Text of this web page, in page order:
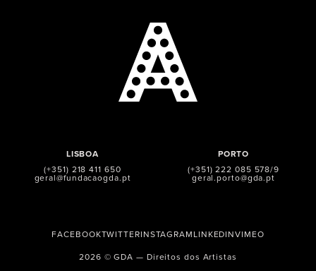
LISBOA
(+351) 218 411 650
geral@fundacaogda.pt
PORTO
(+351) 222 085 578/9
geral.porto@gda.pt
2026 © GDA — Direitos dos Artistas
FACEBOOKTWITTERINSTAGRAMLINKEDINVIMEO